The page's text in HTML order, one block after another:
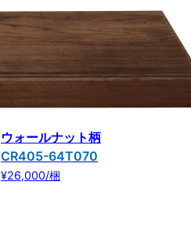
ウォールナット柄
CR405-64T070
¥26,000/梱